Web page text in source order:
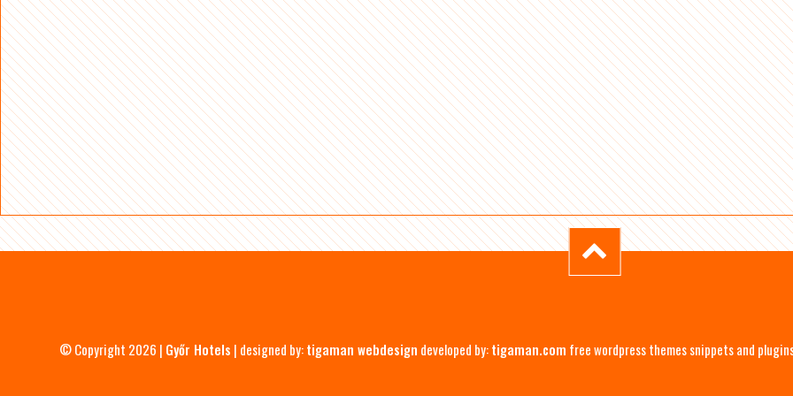
© Copyright 2026 | Győr Hotels | designed by:tigaman webdesign developed by:tigaman.com free wordpress themes snippets and